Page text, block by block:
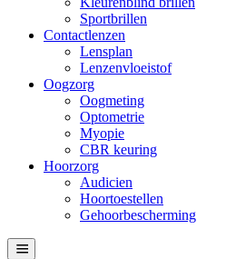
Sportbrillen
Contactlenzen
Lensplan
Lenzenvloeistof
Oogzorg
Oogmeting
Optometrie
Myopie
CBR keuring
Hoorzorg
Audicien
Hoortoestellen
Gehoorbescherming